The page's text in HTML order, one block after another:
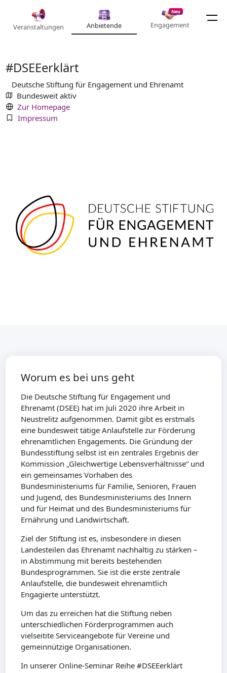
Veranstaltungen Anbietende
Neu
Engagement
#DSEEerklärt
Deutsche Stiftung für Engagement und Ehrenamt
Bundesweit aktiv
Zur Homepage
Impressum
Worum es bei uns geht
Die Deutsche Stiftung für Engagement und
Ehrenamt (DSEE) hat im Juli 2020 ihre Arbeit in
Neustrelitz aufgenommen. Damit gibt es erstmals
eine bundesweit tätige Anlaufstelle zur Förderung
ehrenamtlichen Engagements. Die Gründung der
Bundesstiftung selbst ist ein zentrales Ergebnis der
Kommission „Gleichwertige Lebensverhältnisse“ und
ein gemeinsames Vorhaben des
Bundesministeriums für Familie, Senioren, Frauen
und Jugend, des Bundesministeriums des Innern
und für Heimat und des Bundesministeriums für
Ernährung und Landwirtschaft.
Ziel der Stiftung ist es, insbesondere in diesen
Landesteilen das Ehrenamt nachhaltig zu stärken –
in Abstimmung mit bereits bestehenden
Bundesprogrammen. Sie ist die erste zentrale
Anlaufstelle, die bundesweit ehrenamtlich
Engagierte unterstützt.
Um das zu erreichen hat die Stiftung neben
unterschiedlichen Förderprogrammen auch
vielseitite Serviceangebote für Vereine und
gemeinnützige Organisationen.
In unserer Online-Seminar Reihe #DSEEerklärt